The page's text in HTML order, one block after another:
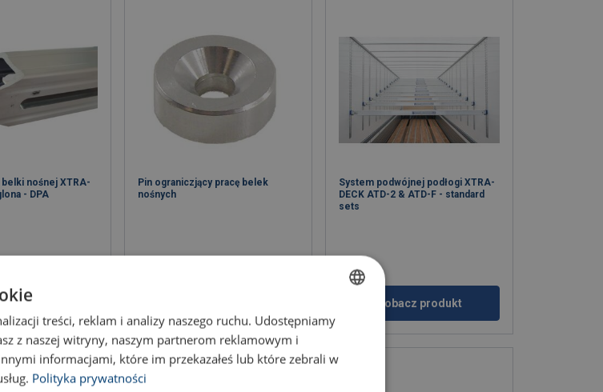
nośnej XTRA-
- DPA
produkt
Pin ograniczjący pracę belek
nośnych
System podwójnej podłogi XTRA-
DECK ATD-2 & ATD-F - standard
sets
Zobacz produkt
POLISH
ENGLISH TRANSLATION
treści, reklam i analizy naszego ruchu. Udostępniamy
z naszej witryny, naszym partnerom reklamowym i
informacjami, które im przekazałeś lub które zebrali w
Polityka prywatności